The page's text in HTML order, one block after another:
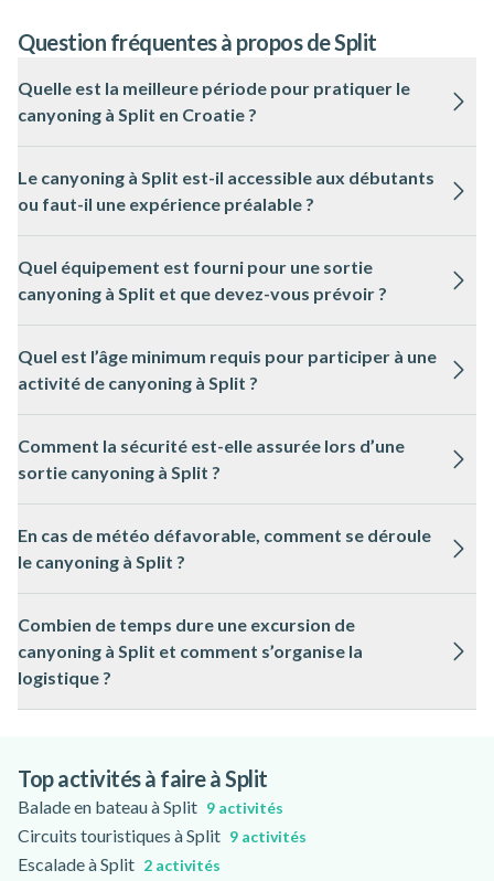
Question fréquentes à propos de Split
Quelle est la meilleure période pour pratiquer le
canyoning à Split en Croatie ?
septembre, lorsque les températures sont agréables et que le
niveau de l’eau est optimal pour l’activité.
Le canyoning à Split est-il accessible aux débutants
ou faut-il une expérience préalable ?
bonne condition physique, car les parcours sont adaptés et
encadrés par des guides expérimentés.
Quel équipement est fourni pour une sortie
canyoning à Split et que devez-vous prévoir ?
combinaison, le casque et le harnais est fourni, mais il est
recommandé d’apporter un maillot de bain et des chaussures
adaptées à l’eau.
Quel est l’âge minimum requis pour participer à une
activité de canyoning à Split ?
parcours, mais il est souvent fixé à 10 ans, sous réserve que
l’enfant sache nager et soit accompagné d’un adulte.
Comment la sécurité est-elle assurée lors d’une
sortie canyoning à Split ?
professionnels locaux qualifiés, qui veillent au respect des
consignes de sécurité et adaptent le parcours aux conditions
du jour.
En cas de météo défavorable, comment se déroule
le canyoning à Split ?
conditions météorologiques ne permettent pas une pratique
sécurisée, pour garantir la sécurité de tous les participants.
Combien de temps dure une excursion de
canyoning à Split et comment s’organise la
logistique ?
point de rendez-vous précisé lors de la réservation.
Top activités à faire à Split
Balade en bateau à Split 9 activités
Circuits touristiques à Split 9 activités
Escalade à Split 2 activités